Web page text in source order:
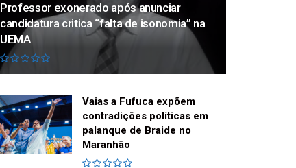
Professor exonerado após anunciar
candidatura critica “falta de isonomia” na
UEMA
Vaias a Fufuca expõem
contradições políticas em
palanque de Braide no
Maranhão